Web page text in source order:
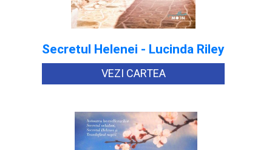
Secretul Helenei - Lucinda Riley
VEZI CARTEA